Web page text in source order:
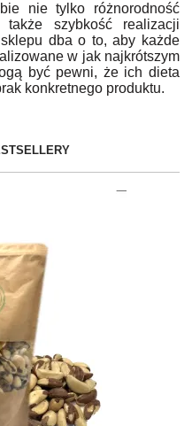
nie tylko różnorodność
także szybkość realizacji
dba o to, aby każde
w jak najkrótszym
być pewni, że ich dieta
konkretnego produktu.